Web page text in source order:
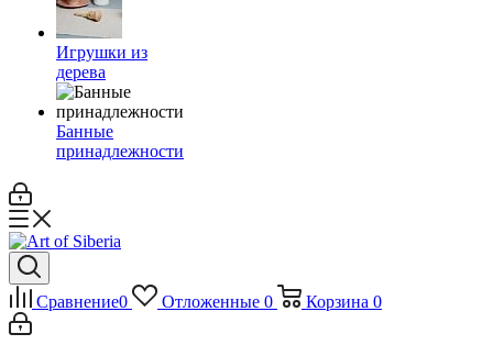
Игрушки из
дерева
Банные
принадлежности
Сравнение0 Отложенные 0 Корзина 0